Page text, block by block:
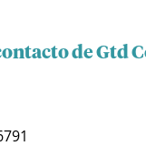
de Gtd